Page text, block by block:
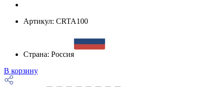
Артикул: CRTA100
Страна: Россия
В корзину